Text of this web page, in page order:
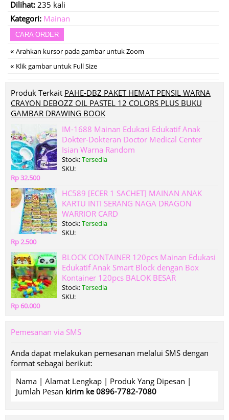
Dilihat: 235 kali
Kategori: Mainan
CARA ORDER
« Arahkan kursor pada gambar untuk Zoom
« Klik gambar untuk Full Size
Produk Terkait PAHE-DBZ PAKET HEMAT PENSIL WARNA
CRAYON DEBOZZ OIL PASTEL 12 COLORS PLUS BUKU
GAMBAR DRAWING BOOK
IM-1688 Mainan Edukasi Edukatif Anak
Dokter-Dokteran Doctor Medical Center
Isian Warna Random
Stock:Tersedia
SKU:
Rp 32.500
HC589 [ECER 1 SACHET] MAINAN ANAK
KARTU INTI SERANG NAGA DRAGON
WARRIOR CARD
Stock:Tersedia
SKU:
Rp 2.500
BLOCK CONTAINER 120pcs Mainan Edukasi
Edukatif Anak Smart Block dengan Box
Kontainer 120pcs BALOK BESAR
Stock:Tersedia
SKU:
Rp 60.000
Pemesanan via SMS
Anda dapat melakukan pemesanan melalui SMS dengan
format sebagai berikut:
Nama | Alamat Lengkap | Produk Yang Dipesan |
Jumlah Pesan kirim ke 0896-7782-7080